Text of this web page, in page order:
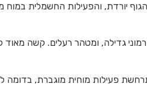
יורדת, והפעילות החשמלית
גדילה, ומטהר רעלים. קשה
בשלב זה מתרחשת פעילות מוחית